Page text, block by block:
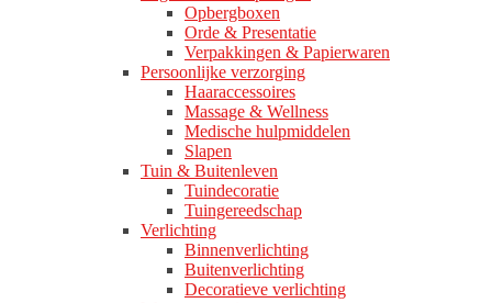
Opbergboxen
Orde & Presentatie
Verpakkingen & Papierwaren
Persoonlijke verzorging
Haaraccessoires
Massage & Wellness
Medische hulpmiddelen
Slapen
Tuin & Buitenleven
Tuindecoratie
Tuingereedschap
Verlichting
Binnenverlichting
Buitenverlichting
Decoratieve verlichting